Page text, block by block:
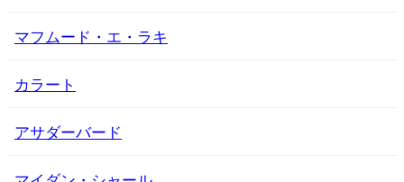
マフムード・エ・ラキ
カラート
アサダーバード